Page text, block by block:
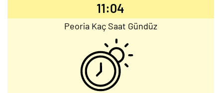
11:04
Peoria Kaç Saat Gündüz